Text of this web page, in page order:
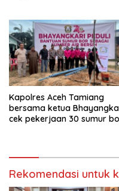
Kapolres Aceh Tamiang
bersama ketua
cek pekerjaan 30 sumur
Rekomendasi untuk